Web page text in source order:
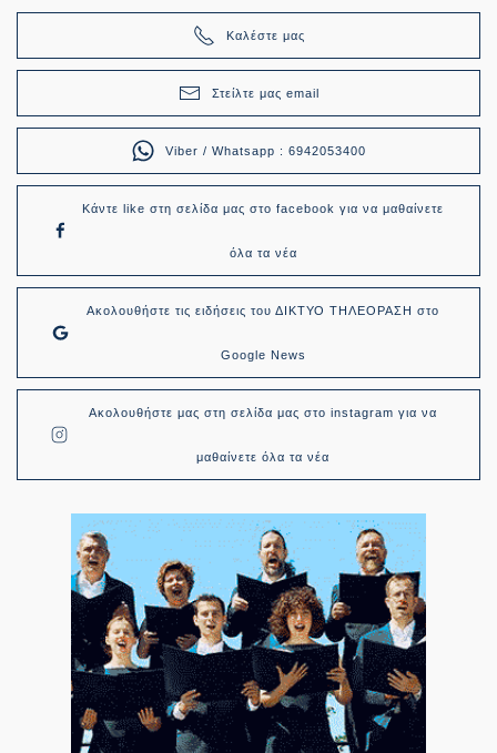
Καλέστε μας
Στείλτε μας email
Viber / Whatsapp : 6942053400
Κάντε like στη σελίδα μας στο facebook για να μαθαίνετε
όλα τα νέα
Ακολουθήστε τις ειδήσεις του ΔΙΚΤΥΟ ΤΗΛΕΟΡΑΣΗ στο
Google News
Ακολουθήστε μας στη σελίδα μας στο instagram για να
μαθαίνετε όλα τα νέα